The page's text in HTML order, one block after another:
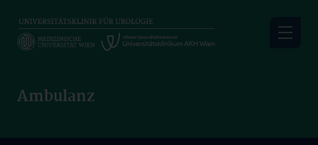
main
Ambulanz